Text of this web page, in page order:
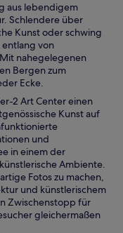
aus lebendigem
Schlendere über
Kunst oder schwing
entlang von
nahegelegenen
Bergen zum
Ecke.
2 Art Center einen
Kunst auf
und
in einem der
Ambiente.
Fotos zu machen,
und künstlerischem
Zwischenstopp für
gleichermaßen